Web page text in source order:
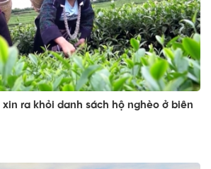
ra khỏi danh sách hộ nghèo ở biên